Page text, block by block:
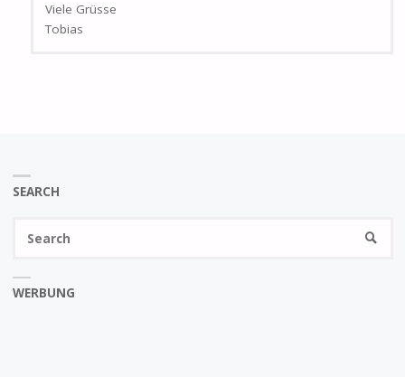
Viele Grüsse
Tobias
SEARCH
WERBUNG